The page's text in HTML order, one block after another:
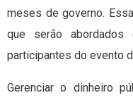
meses de governo.
que serão abordados
participantes do evento
Gerenciar o dinheiro